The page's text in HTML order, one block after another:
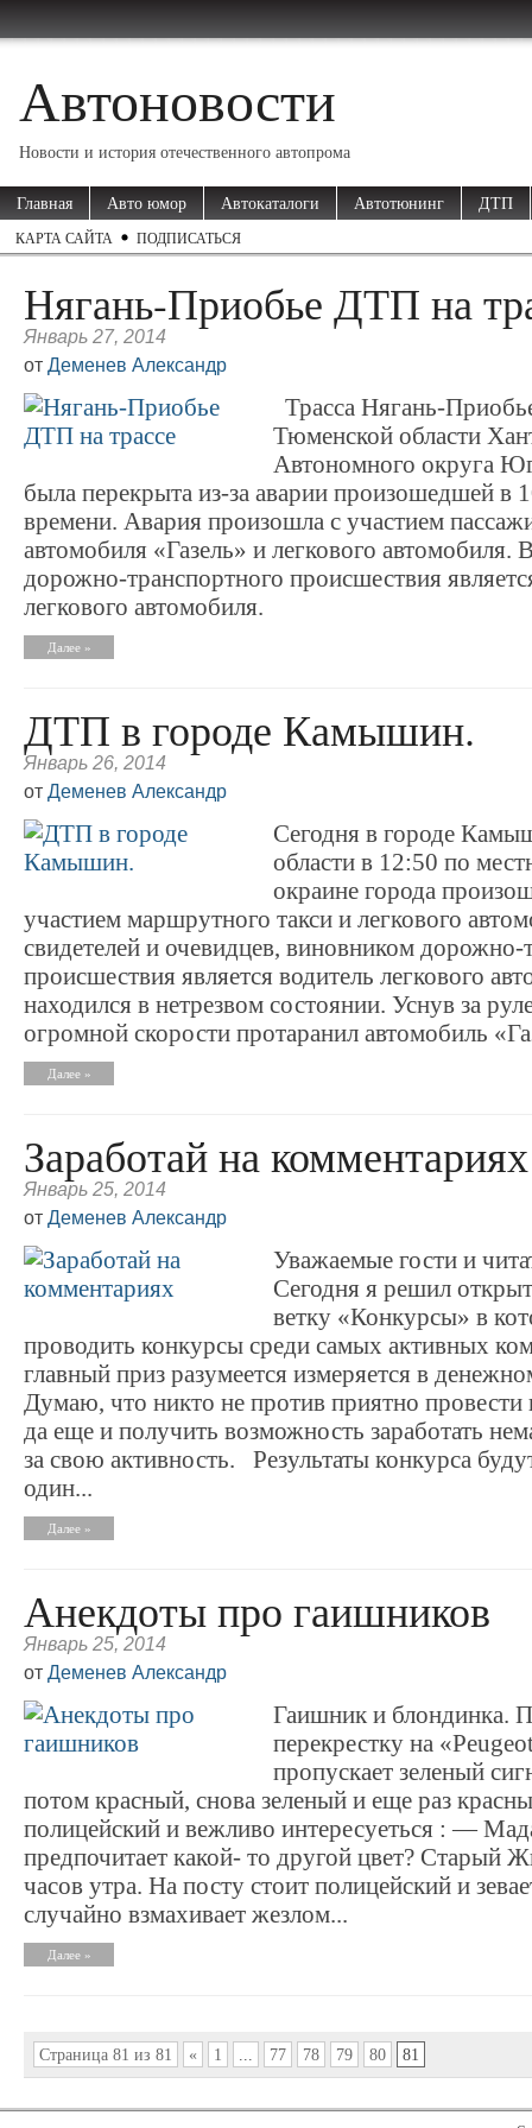
Автоновости
Новости и история отечественного автопрома
Главная Авто юмор Автокаталоги Автотюнинг ДТП
КАРТА САЙТА ПОДПИСАТЬСЯ
Нягань-Приобье ДТП на
Январь 27, 2014
от Деменев Александр
Трасса Нягань-
Тюменской области
Автономного округа
была перекрыта из-за аварии произошедшей в
времени. Авария произошла с участием
автомобиля «Газель» и легкового автомобиля.
дорожно-транспортного происшествия
легкового автомобиля.
Далее »
ДТП в городе Камышин.
Январь 26, 2014
от Деменев Александр
Сегодня в городе
области в 12:50 по
окраине города
участием маршрутного такси и легкового
свидетелей и очевидцев, виновником дорожно-
происшествия является водитель легкового
находился в нетрезвом состоянии. Уснув за
огромной скорости протаранил автомобиль
Далее »
Заработай на комментариях
Январь 25, 2014
от Деменев Александр
Уважаемые гости и
Сегодня я решил
ветку «Конкурсы» в
проводить конкурсы среди самых активных
главный приз разумеется измеряется в
Думаю, что никто не против приятно провести
да еще и получить возможность заработать
за свою активность. Результаты конкурса
один...
Далее »
Анекдоты про гаишников
Январь 25, 2014
от Деменев Александр
Гаишник и блондинка.
перекрестку на
пропускает зеленый
потом красный, снова зеленый и еще раз
полицейский и вежливо интересуеться : —
предпочитает какой- то другой цвет? Старый
часов утра. На посту стоит полицейский и
случайно взмахивает жезлом...
Далее »
Страница 81 из 81 « 1 77 78 79 80 81